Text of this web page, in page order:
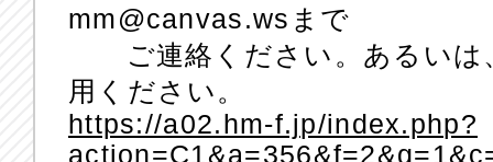
mm@canvas.wsまで
ご連絡ください。あるいは
用ください。
https://a02.hm-f.jp/index.php?